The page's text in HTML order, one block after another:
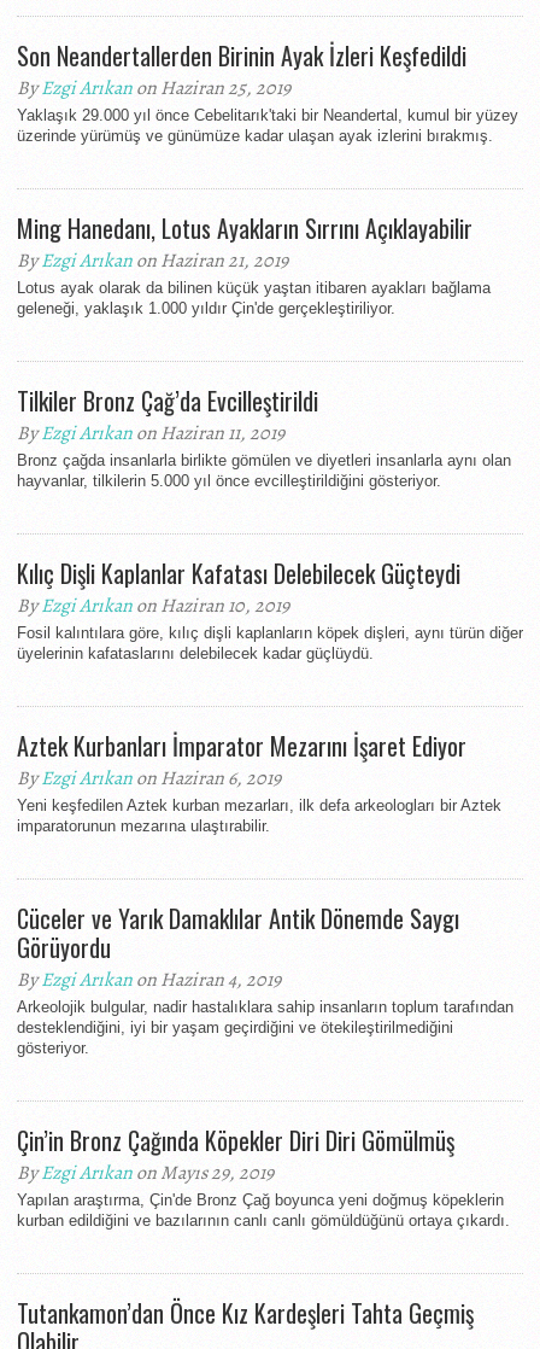
Son Neandertallerden Birinin Ayak İzleri Keşfedildi
ByEzgi Arıkanon Haziran 25, 2019
Yaklaşık 29.000 yıl önce Cebelitarık'taki bir Neandertal, kumul bir yüzey
üzerinde yürümüş ve günümüze kadar ulaşan ayak izlerini bırakmış.
Ming Hanedanı, Lotus Ayakların Sırrını Açıklayabilir
ByEzgi Arıkanon Haziran 21, 2019
Lotus ayak olarak da bilinen küçük yaştan itibaren ayakları bağlama
geleneği, yaklaşık 1.000 yıldır Çin'de gerçekleştiriliyor.
Tilkiler Bronz Çağ’da Evcilleştirildi
ByEzgi Arıkanon Haziran 11, 2019
Bronz çağda insanlarla birlikte gömülen ve diyetleri insanlarla aynı olan
hayvanlar, tilkilerin 5.000 yıl önce evcilleştirildiğini gösteriyor.
Kılıç Dişli Kaplanlar Kafatası Delebilecek Güçteydi
ByEzgi Arıkanon Haziran 10, 2019
Fosil kalıntılara göre, kılıç dişli kaplanların köpek dişleri, aynı türün diğer
üyelerinin kafataslarını delebilecek kadar güçlüydü.
Aztek Kurbanları İmparator Mezarını İşaret Ediyor
ByEzgi Arıkanon Haziran 6, 2019
Yeni keşfedilen Aztek kurban mezarları, ilk defa arkeologları bir Aztek
imparatorunun mezarına ulaştırabilir.
Cüceler ve Yarık Damaklılar Antik Dönemde Saygı
Görüyordu
ByEzgi Arıkanon Haziran 4, 2019
Arkeolojik bulgular, nadir hastalıklara sahip insanların toplum tarafından
desteklendiğini, iyi bir yaşam geçirdiğini ve ötekileştirilmediğini
gösteriyor.
Çin’in Bronz Çağında Köpekler Diri Diri Gömülmüş
ByEzgi Arıkanon Mayıs 29, 2019
Yapılan araştırma, Çin'de Bronz Çağ boyunca yeni doğmuş köpeklerin
kurban edildiğini ve bazılarının canlı canlı gömüldüğünü ortaya çıkardı.
Tutankamon’dan Önce Kız Kardeşleri Tahta Geçmiş
Olabilir